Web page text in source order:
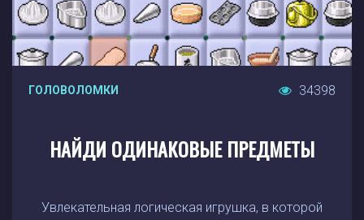
ГОЛОВОЛОМКИ 34398
НАЙДИ ОДИНАКОВЫЕ ПРЕДМЕТЫ
Увлекательная логическая игрушка, в которой